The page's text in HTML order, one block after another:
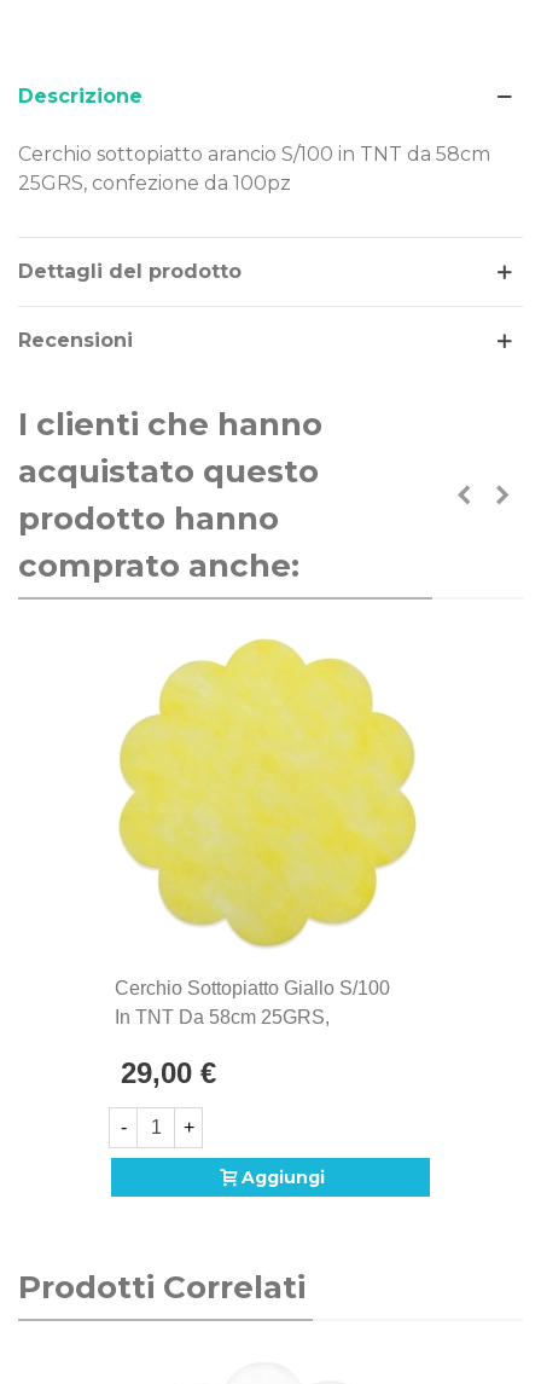
Descrizione
Cerchio sottopiatto arancio S/100 in TNT da 58cm
25GRS, confezione da 100pz
Dettagli del prodotto
Recensioni
I clienti che hanno
acquistato questo
prodotto hanno
comprato anche:
Cerchio Sottopiatto Giallo S/100
In TNT Da 58cm 25GRS,
29,00 €
- +
Aggiungi
Prodotti Correlati